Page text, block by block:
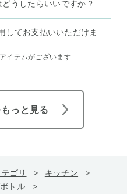
うしたらいいですか？
してお支払いいただけま
イテムがございます
っと見る
ゴリ
キッチン
トル